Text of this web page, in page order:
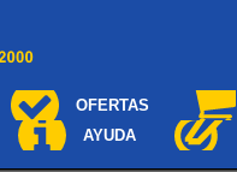
OFERTAS
AYUDA